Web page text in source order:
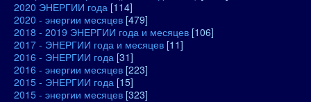
2020 ЭНЕРГИИ года [114]
2020 - энергии месяцев [479]
2018 - 2019 ЭНЕРГИИ года и месяцев [106]
2017 - ЭНЕРГИИ года и месяцев [11]
2016 - ЭНЕРГИИ года [31]
2016 - энергии месяцев [223]
2015 - ЭНЕРГИИ года [15]
2015 - энергии месяцев [323]